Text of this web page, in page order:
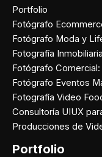
Portfolio
Fotógrafo
Fotógrafo Moda y
Fotografía
Fotógrafo
Fotógrafo Eventos
Fotografía Video
Consultoría UIUX
Producciones de
Portfolio